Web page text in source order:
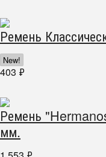
Ремень
New!
403 ₽
Ремень
мм.